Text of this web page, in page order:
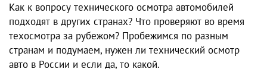
Как к вопросу технического осмотра автомобилей
подходят в других странах? Что проверяют во время
техосмотра за рубежом? Пробежимся по разным
странам и подумаем, нужен ли технический осмотр
авто в России и если да, то какой.